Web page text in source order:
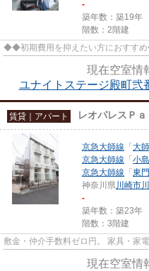
-
築年数：築19年
階数：2階建
◆◆初期費用を抑えたい方におすす
現在空室情
ユナイトステージ殿町弐
賃貸｜アパート レオパレスＰａ
京急大師線 「 大
京急大師線 「 小
京急大師線 「 東
神奈川県川崎市
-
築年数：築23年
階数：3階建
敷金・仲介手数料ゼロ円。 家具・家
現在空室情